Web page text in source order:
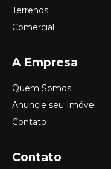
Terrenos
Comercial
A Empresa
Quem Somos
Anuncie seu Imóvel
Contato
Contato